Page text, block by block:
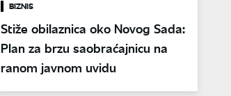
BIZNIS
Stiže obilaznica oko Novog Sada:
Plan za brzu saobraćajnicu na
ranom javnom uvidu